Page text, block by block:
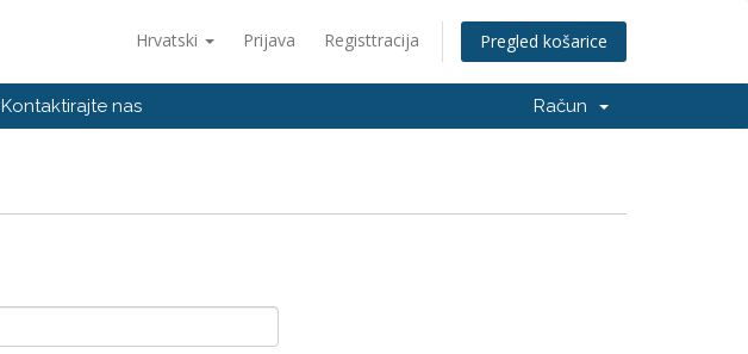
Hrvatski Prijava Registtracija Pregled košarice
Kontaktirajte nas Račun